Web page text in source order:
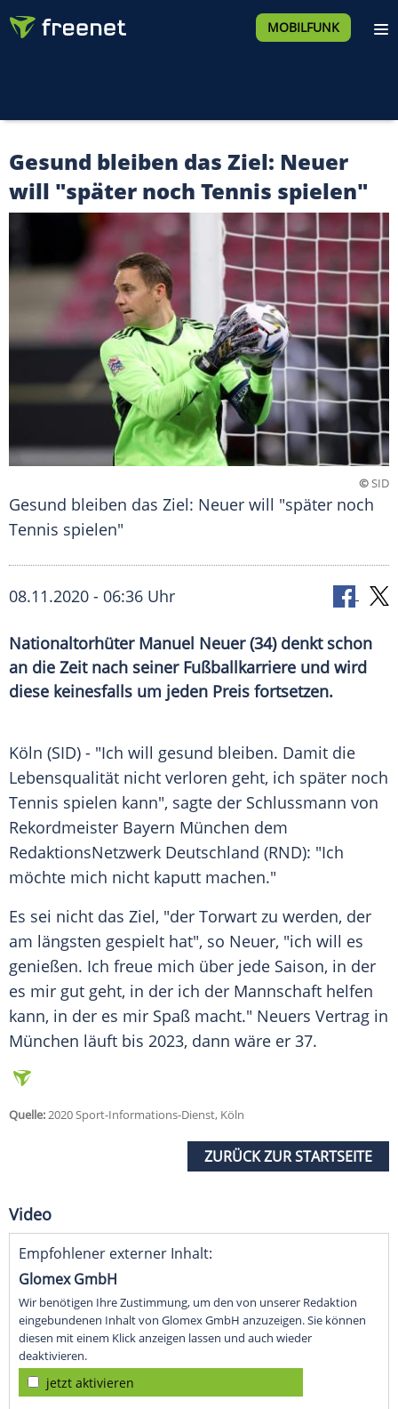
MOBILFUNK
Gesund bleiben das Ziel: Neuer
will "später noch Tennis spielen"
©SID
Gesund bleiben das Ziel: Neuer will "später noch
Tennis spielen"
08.11.2020 - 06:36 Uhr
Nationaltorhüter Manuel Neuer (34) denkt schon
an die Zeit nach seiner Fußballkarriere und wird
diese keinesfalls um jeden Preis fortsetzen.
Köln (SID) - "Ich will gesund bleiben. Damit die
Lebensqualität nicht verloren geht, ich später noch
Tennis spielen kann", sagte der Schlussmann von
Rekordmeister Bayern München dem
RedaktionsNetzwerk Deutschland (RND): "Ich
möchte mich nicht kaputt machen."
Es sei nicht das Ziel, "der Torwart zu werden, der
am längsten gespielt hat", so Neuer, "ich will es
genießen. Ich freue mich über jede Saison, in der
es mir gut geht, in der ich der Mannschaft helfen
kann, in der es mir Spaß macht." Neuers Vertrag in
München läuft bis 2023, dann wäre er 37.
Quelle:2020 Sport-Informations-Dienst, Köln
ZURÜCK ZUR STARTSEITE
Video
Empfohlener externer Inhalt:
Glomex GmbH
Wir benötigen Ihre Zustimmung, um den von unserer Redaktion
eingebundenen Inhalt von Glomex GmbH anzuzeigen. Sie können
diesen mit einem Klick anzeigen lassen und auch wieder
deaktivieren.
jetzt aktivieren